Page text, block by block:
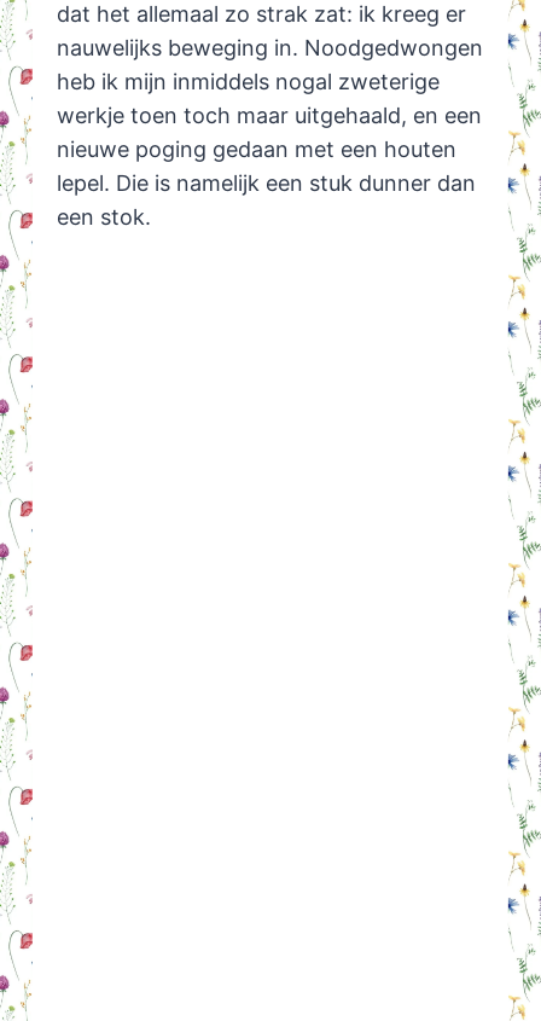
dat het allemaal zo strak zat: ik kreeg er
nauwelijks beweging in. Noodgedwongen
heb ik mijn inmiddels nogal zweterige
werkje toen toch maar uitgehaald, en een
nieuwe poging gedaan met een houten
lepel. Die is namelijk een stuk dunner dan
een stok.